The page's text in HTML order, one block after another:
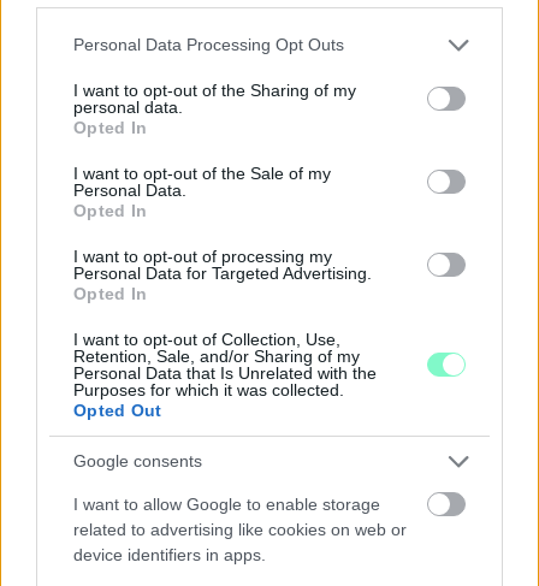
Please note that this website/app uses one or more Google
not limited to your visit or usage behaviour. You may click to
grant or deny consent to Google and its third-party tags to
use your data for below specified purposes in below Google
consent section.
Personal Data Processing Opt Outs
I want to opt-out of the Sharing of my
personal data.
Opted In
I want to opt-out of the Sale of my
Personal Data.
Opted In
I want to opt-out of processing my
Personal Data for Targeted Advertising.
Opted In
I want to opt-out of Collection, Use,
Retention, Sale, and/or Sharing of my
Personal Data that Is Unrelated with the
Purposes for which it was collected.
Opted Out
Google consents
I want to allow Google to enable storage
related to advertising like cookies on web or
device identifiers in apps.
NŐVERŐ SZOMBATHELYI FÉRFI ELLEN EMELT
VÁDAT AZ ÜGYÉSZSÉG
A férfi a nyílt utcán kezdte verni áldozatát.